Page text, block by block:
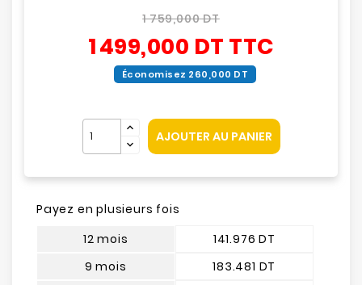
1 759,000 DT
1 499,000 DT TTC
Économisez 260,000 DT
AJOUTER AU PANIER
Payez en plusieurs fois
12 mois
9 mois
141.976 DT
183.481 DT